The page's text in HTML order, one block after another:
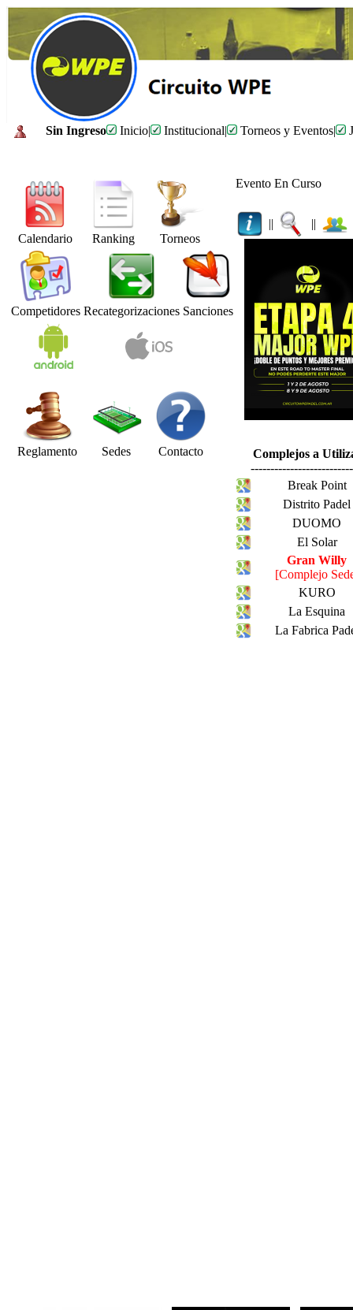
Sin Ingreso Inicio| Institucional| Torneos y Eventos|
Calendario Ranking Torneos
Competidores Recategorizaciones Sanciones
Reglamento Sedes Contacto
Evento En Curso
|| ||
Complejos a
Break Point
Distrito Padel
DUOMO
El Solar
Gran Willy
[Complejo
KURO
La Esquina
La Fabrica